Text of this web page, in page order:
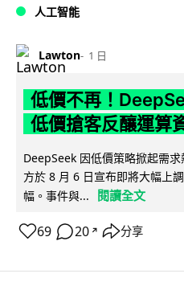
人工智能
Lawton 1 日
低價不再！
低價搶客反釀運算
DeepSeek 因低價策略掀起需
方於 8 月 6 日宣布即將大幅上
幅。事件與...
閱讀全文
69 20 ↗ 分享